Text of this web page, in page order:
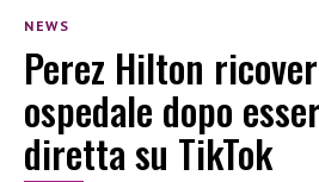
NEWS
Perez Hilton
ospedale dopo
diretta su TikTok